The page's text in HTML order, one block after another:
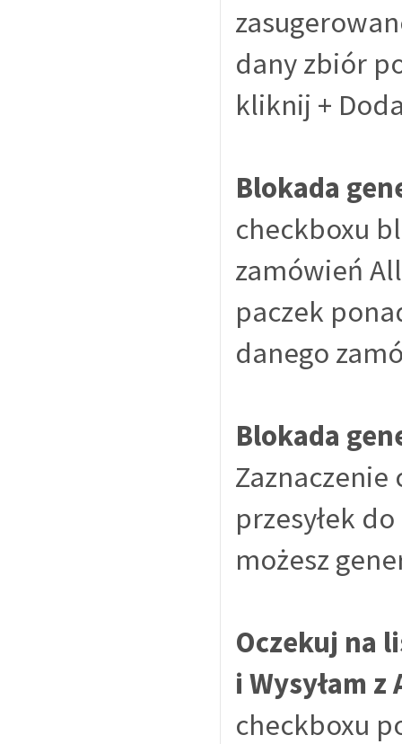
dany zbiór
kliknij +
Blokada
checkboxu
zamówień
paczek
danego
Blokada
przesyłek
możesz
Oczekuj na
i Wysyłam
checkboxu